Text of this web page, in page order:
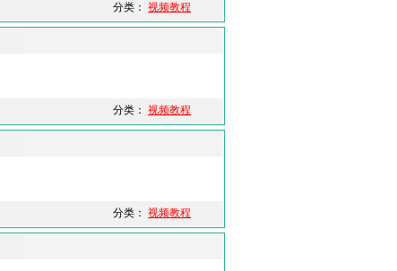
分类： 视频教程
分类： 视频教程
分类： 视频教程